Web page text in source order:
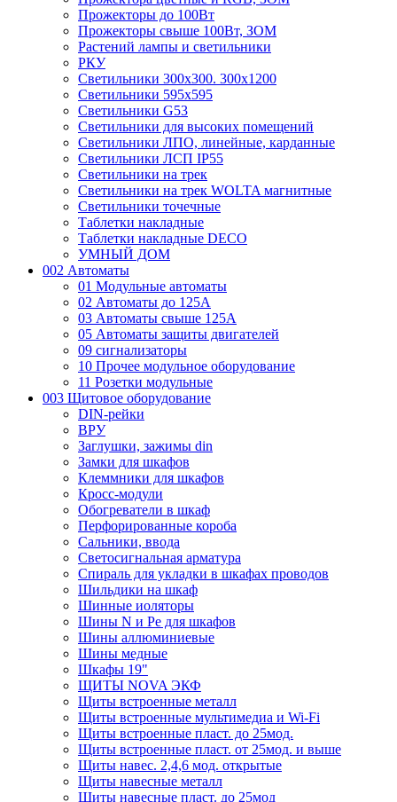
Прожекторы до 100Вт
Прожекторы свыше 100Вт, ЗОМ
Растений лампы и светильники
РКУ
Светильники 300х300. 300х1200
Светильники 595х595
Светильники G53
Светильники для высоких помещений
Светильники ЛПО, линейные, карданные
Светильники ЛСП IP55
Светильники на трек
Светильники на трек WOLTA магнитные
Светильники точечные
Таблетки накладные
Таблетки накладные DECO
УМНЫЙ ДОМ
002 Автоматы
01 Модульные автоматы
02 Автоматы до 125А
03 Автоматы свыше 125А
05 Автоматы защиты двигателей
09 сигнализаторы
10 Прочее модульное оборудование
11 Розетки модульные
003 Щитовое оборудование
DIN-рейки
ВРУ
Заглушки, зажимы din
Замки для шкафов
Клеммники для шкафов
Кросс-модули
Обогреватели в шкаф
Перфорированные короба
Сальники, ввода
Светосигнальная арматура
Спираль для укладки в шкафах проводов
Шильдики на шкаф
Шинные иоляторы
Шины N и Pe для шкафов
Шины аллюминиевые
Шины медные
Шкафы 19"
ЩИТЫ NOVA ЭКФ
Щиты встроенные металл
Щиты встроенные мультимедиа и Wi-Fi
Щиты встроенные пласт. до 25мод.
Щиты встроенные пласт. от 25мод. и выше
Щиты навес. 2,4,6 мод. открытые
Щиты навесные металл
Щиты навесные пласт. до 25мод